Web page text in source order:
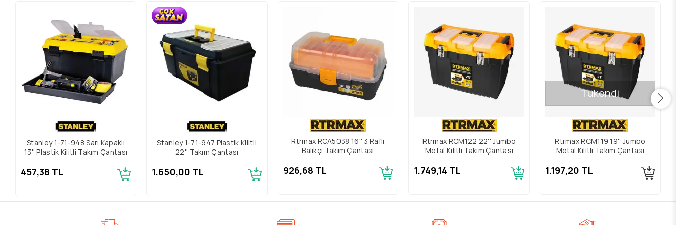
Stanley 1-71-948 Sarı Kapaklı
13'' Plastik Kilitli Takım Çantası
457,38 TL
Stanley 1-71-947 Plastik Kilitli
22'' Takım Çantası
1.650,00 TL
Rtrmax RCA5038 16'' 3 Raflı
Balıkçı Takım Çantası
926,68 TL
Rtrmax RCM122 22'' Jumbo
Metal Kilitli Takım Çantası
1.749,14 TL
Tükendi
Rtrmax RCM119 19'' Jumbo
Metal Kilitli Takım Çantası
1.197,20 TL